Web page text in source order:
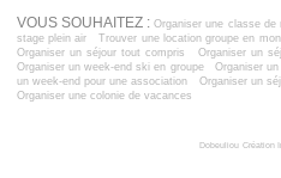
VOUS SOUHAITEZ :Organiser une classe de
stage plein air
Trouver une location groupe en
Organiser un séjour tout compris
Organiser un
Organiser un week-end ski en groupe
Organiser
un week-end pour une association
Organiser un
Organiser une colonie de vacances
Dobeuliou Création